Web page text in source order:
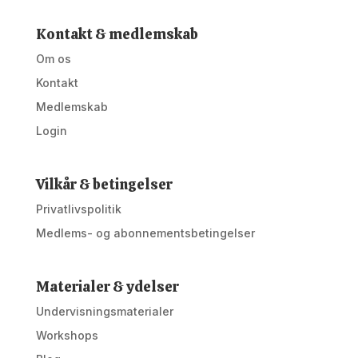
Kontakt & medlemskab
Om os
Kontakt
Medlemskab
Login
Vilkår & betingelser
Privatlivspolitik
Medlems- og abonnementsbetingelser
Materialer & ydelser
Undervisningsmaterialer
Workshops